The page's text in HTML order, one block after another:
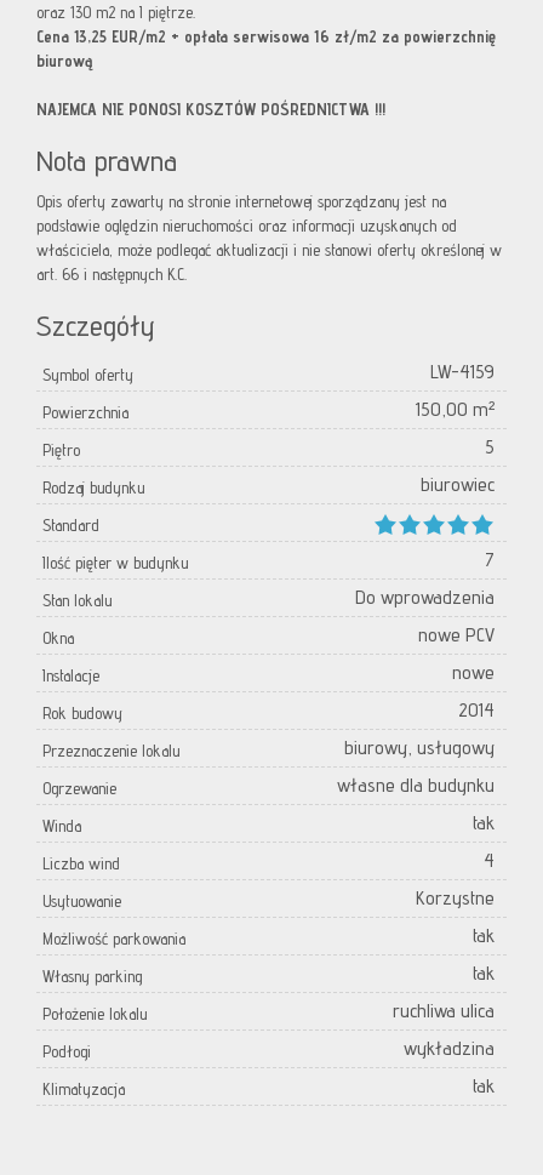
oraz 130 m2 na I piętrze.
Cena 13,25 EUR/m2 + opłata serwisowa 16 zł/m2 za powierzchnię
biurową
NAJEMCA NIE PONOSI KOSZTÓW POŚREDNICTWA !!!
Nota prawna
Opis oferty zawarty na stronie internetowej sporządzany jest na
podstawie oględzin nieruchomości oraz informacji uzyskanych od
właściciela, może podlegać aktualizacji i nie stanowi oferty określonej w
art. 66 i następnych K.C.
Szczegóły
Symbol oferty LW-4159
Powierzchnia 150,00 m²
Piętro 5
Rodzaj budynku biurowiec
Standard
Ilość pięter w budynku
7
Stan lokalu Do wprowadzenia
Okna nowe PCV
Instalacje nowe
Rok budowy 2014
Przeznaczenie lokalu biurowy, usługowy
Ogrzewanie własne dla budynku
Winda tak
Liczba wind 4
Usytuowanie Korzystne
Możliwość parkowania tak
Własny parking tak
Położenie lokalu ruchliwa ulica
Podłogi wykładzina
Klimatyzacja tak